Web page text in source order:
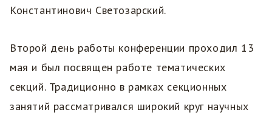
Константинович Светозарский.
Второй день работы конференции проходил 13
мая и был посвящен работе тематических
секций. Традиционно в рамках секционных
занятий рассматривался широкий круг научных